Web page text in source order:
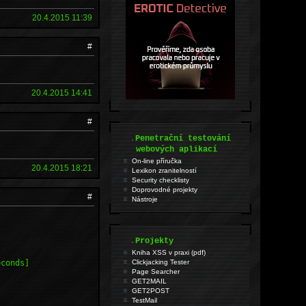
20.4.2015 11:39
#
20.4.2015 14:41
#
20.4.2015 18:21
#
.Penetrační testování
webových aplikací
On-line příručka
Lexikon zranitelností
Security checklisty
Doprovodné projekty
Nástroje
.Projekty
Kniha XSS v praxi (pdf)
Clickjacking Tester
Page Searcher
GET2MAIL
GET2POST
TestMail